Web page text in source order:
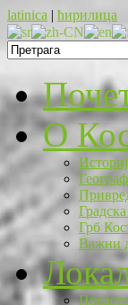
latinica | ћирилица
O
Грб
Важни